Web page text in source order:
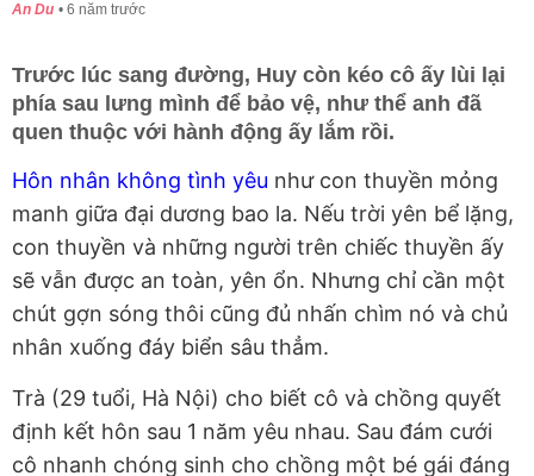
An Du 6 năm trước
Trước lúc sang đường, Huy còn kéo cô ấy lùi lại
phía sau lưng mình để bảo vệ, như thể anh đã
quen thuộc với hành động ấy lắm rồi.
Hôn nhân không tình yêu như con thuyền mỏng
manh giữa đại dương bao la. Nếu trời yên bể lặng,
con thuyền và những người trên chiếc thuyền ấy
sẽ vẫn được an toàn, yên ổn. Nhưng chỉ cần một
chút gợn sóng thôi cũng đủ nhấn chìm nó và chủ
nhân xuống đáy biển sâu thẳm.
Trà (29 tuổi, Hà Nội) cho biết cô và chồng quyết
định kết hôn sau 1 năm yêu nhau. Sau đám cưới
cô nhanh chóng sinh cho chồng một bé gái đáng